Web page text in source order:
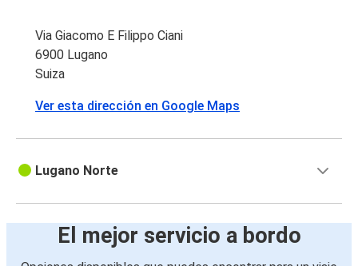
Via Giacomo E Filippo Ciani
6900 Lugano
Suiza
Ver esta dirección en Google Maps
Lugano Norte
El mejor servicio a bordo